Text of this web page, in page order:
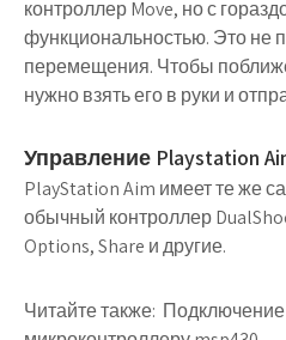
контроллер Move, но с
функциональностью. Это не
перемещения. Чтобы
нужно взять его в руки и
Управление Playstation
PlayStation Aim имеет те же
обычный контроллер
Options, Share и другие.
Читайте также: Подключение